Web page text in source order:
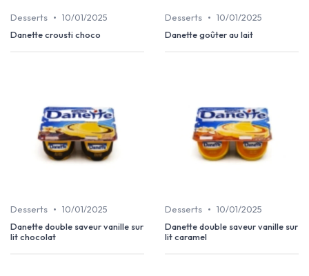
Desserts • 10/01/2025
Danette crousti choco
Desserts • 10/01/2025
Danette goûter au lait
Desserts • 10/01/2025
Danette double saveur vanille sur
lit chocolat
Desserts • 10/01/2025
Danette double saveur vanille sur
lit caramel